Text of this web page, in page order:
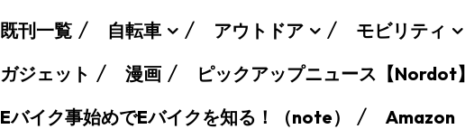
既刊一覧 自転車 アウトドア モビリティ
ガジェット
漫画
ピックアップニュース【Nordot】
Eバイク事始めでEバイクを知る！（note）
Amazon